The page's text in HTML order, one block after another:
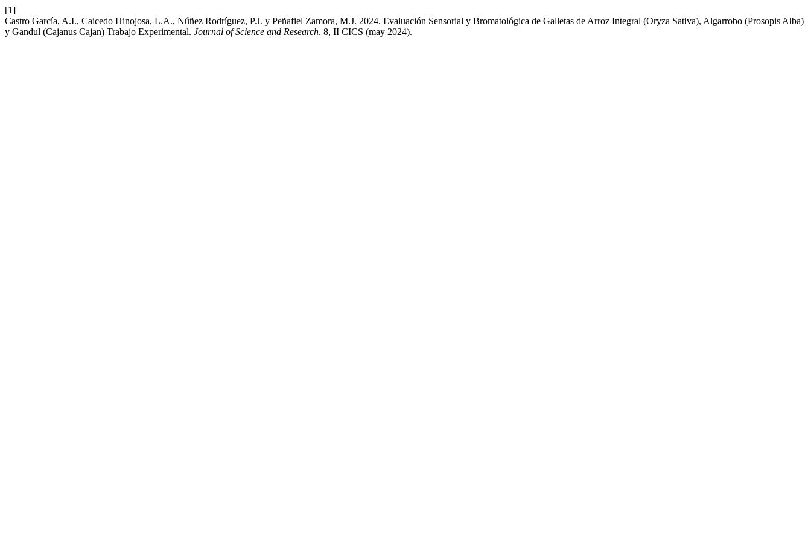
[1]
Castro García, A.I., Caicedo Hinojosa, L.A., Núñez Rodríguez, P.J. y Peñafiel Zamora, M.J. 2024. Evaluación Sensorial y Bromatológica de Galletas de Arroz Integral (Oryza Sativa), Algarrobo (Prosopis Alba)
y Gandul (Cajanus Cajan) Trabajo Experimental. Journal of Science and Research. 8, II CICS (may 2024).